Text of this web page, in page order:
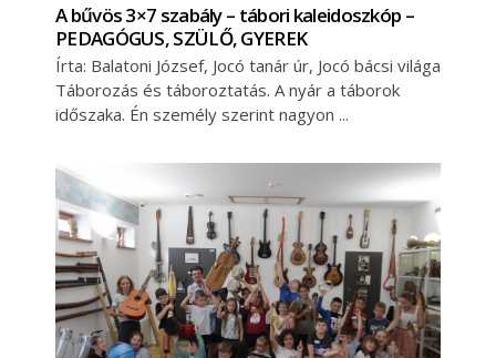
A bűvös 3×7 szabály – tábori kaleidoszkóp –
PEDAGÓGUS, SZÜLŐ, GYEREK
Írta: Balatoni József, Jocó tanár úr, Jocó bácsi világa
Táborozás és táboroztatás. A nyár a táborok
időszaka. Én személy szerint nagyon